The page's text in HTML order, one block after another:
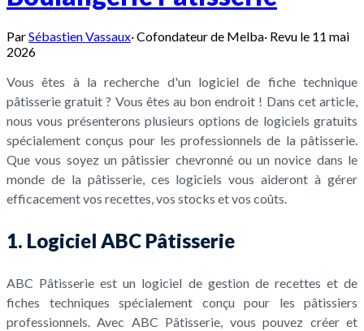
ParSébastien Vassaux·Cofondateur de Melba· Revu le 11 mai
2026
Vous êtes à la recherche d'un logiciel de fiche technique
pâtisserie gratuit ? Vous êtes au bon endroit ! Dans cet article,
nous vous présenterons plusieurs options de logiciels gratuits
spécialement conçus pour les professionnels de la pâtisserie.
Que vous soyez un pâtissier chevronné ou un novice dans le
monde de la pâtisserie, ces logiciels vous aideront à gérer
efficacement vos recettes, vos stocks et vos coûts.
1. Logiciel ABC Pâtisserie
ABC Pâtisserie est un logiciel de gestion de recettes et de
fiches techniques spécialement conçu pour les pâtissiers
professionnels. Avec ABC Pâtisserie, vous pouvez créer et